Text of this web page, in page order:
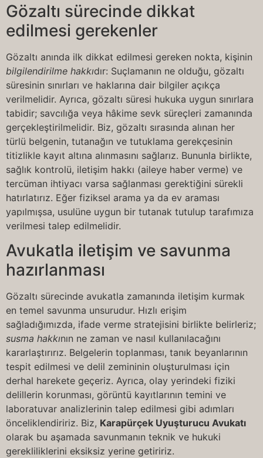
Gözaltı sürecinde dikkat
edilmesi gerekenler
Gözaltı anında ilk dikkat edilmesi gereken nokta, kişinin
bilgilendirilme hakkıdır: Suçlamanın ne olduğu, gözaltı
süresinin sınırları ve haklarına dair bilgiler açıkça
verilmelidir. Ayrıca, gözaltı süresi hukuka uygun sınırlara
tabidir; savcılığa veya hâkime sevk süreçleri zamanında
gerçekleştirilmelidir. Biz, gözaltı sırasında alınan her
türlü belgenin, tutanağın ve tutuklama gerekçesinin
titizlikle kayıt altına alınmasını sağlarız. Bununla birlikte,
sağlık kontrolü, iletişim hakkı (aileye haber verme) ve
tercüman ihtiyacı varsa sağlanması gerektiğini sürekli
hatırlatırız. Eğer fiziksel arama ya da ev araması
yapılmışsa, usulüne uygun bir tutanak tutulup tarafımıza
verilmesi talep edilmelidir.
Avukatla iletişim ve savunma
hazırlanması
Gözaltı sürecinde avukatla zamanında iletişim kurmak
en temel savunma unsurudur. Hızlı erişim
sağladığımızda, ifade verme stratejisini birlikte belirleriz;
susma hakkının ne zaman ve nasıl kullanılacağını
kararlaştırırız. Belgelerin toplanması, tanık beyanlarının
tespit edilmesi ve delil zemininin oluşturulması için
derhal harekete geçeriz. Ayrıca, olay yerindeki fiziki
delillerin korunması, görüntü kayıtlarının temini ve
laboratuvar analizlerinin talep edilmesi gibi adımları
önceliklendiririz. Biz, Karapürçek Uyuşturucu Avukatı
olarak bu aşamada savunmanın teknik ve hukuki
gerekliliklerini eksiksiz yerine getiririz.